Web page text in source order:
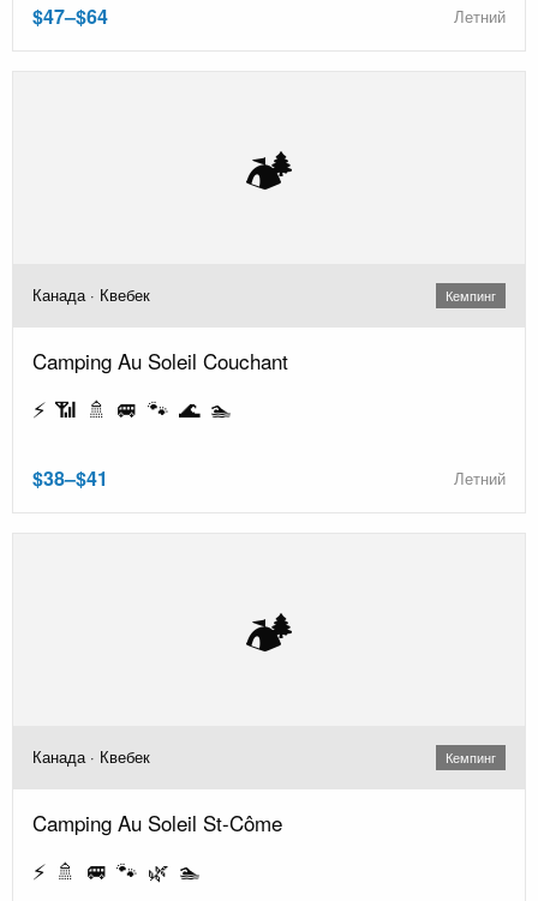
$47–$64 Летний
🏕️
Канада · Квебек Кемпинг
Camping Au Soleil Couchant
⚡ 📶 🚿 🚐 🐾 🌊 🏊
$38–$41 Летний
🏕️
Канада · Квебек Кемпинг
Camping Au Soleil St-Côme
⚡ 🚿 🚐 🐾 🌿 🏊